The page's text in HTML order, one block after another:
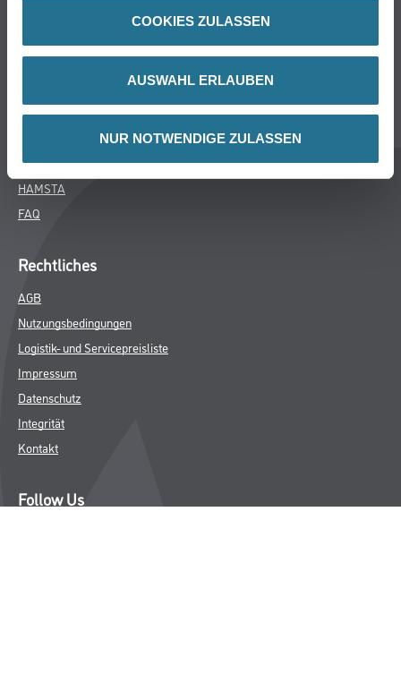
COOKIES ZULASSEN
AUSWAHL ERLAUBEN
NUR NOTWENDIGE ZULASSEN
Unternehmen
Services
M-Plus
HAMSTA
FAQ
Rechtliches
AGB
Nutzungsbedingungen
Logistik- und Servicepreisliste
Impressum
Datenschutz
Integrität
Kontakt
Follow Us